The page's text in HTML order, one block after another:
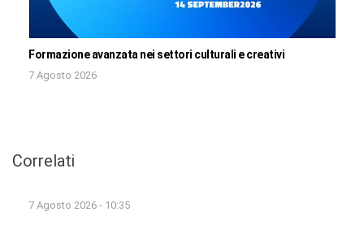
Formazione avanzata nei settori culturali e creativi
7 Agosto 2026
Correlati
7 Agosto 2026 - 10:35